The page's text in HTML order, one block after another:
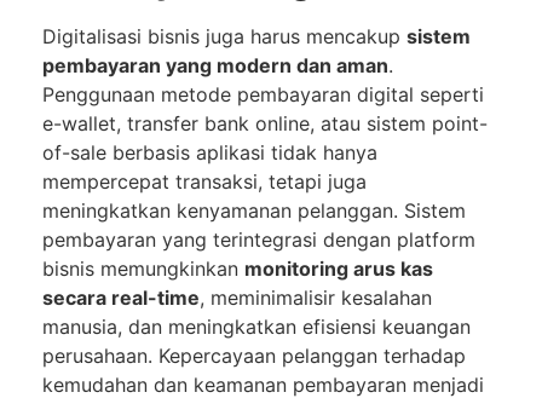
Digitalisasi bisnis juga harus mencakup sistem
pembayaran yang modern dan aman.
Penggunaan metode pembayaran digital seperti
e-wallet, transfer bank online, atau sistem point-
of-sale berbasis aplikasi tidak hanya
mempercepat transaksi, tetapi juga
meningkatkan kenyamanan pelanggan. Sistem
pembayaran yang terintegrasi dengan platform
bisnis memungkinkan monitoring arus kas
secara real-time, meminimalisir kesalahan
manusia, dan meningkatkan efisiensi keuangan
perusahaan. Kepercayaan pelanggan terhadap
kemudahan dan keamanan pembayaran menjadi